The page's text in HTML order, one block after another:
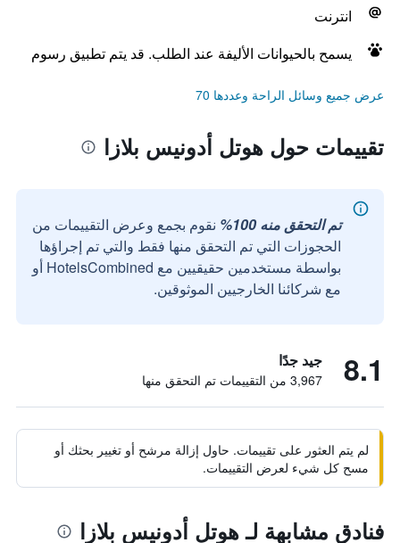
انترنت
يسمح بالحيوانات الأليفة عند الطلب. قد يتم تطبيق رسوم
عرض جميع وسائل الراحة وعددها 70
تقييمات حول هوتل أدونيس بلازا
تم التحقق منه 100%
نقوم بجمع وعرض التقييمات من
الحجوزات التي تم التحقق منها فقط والتي تم إجراؤها
بواسطة مستخدمين حقيقيين مع HotelsCombined أو
مع شركائنا الخارجيين الموثوقين.
8.1 جيد جدًا
3,967 من التقييمات تم التحقق منها
لم يتم العثور على تقييمات. حاول إزالة مرشح أو تغيير بحثك أو
مسح كل شيء لعرض التقييمات.
فنادق مشابهة لـ هوتل أدونيس بلازا